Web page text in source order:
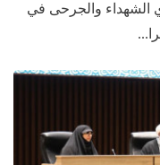
الشهداء والجرحى في